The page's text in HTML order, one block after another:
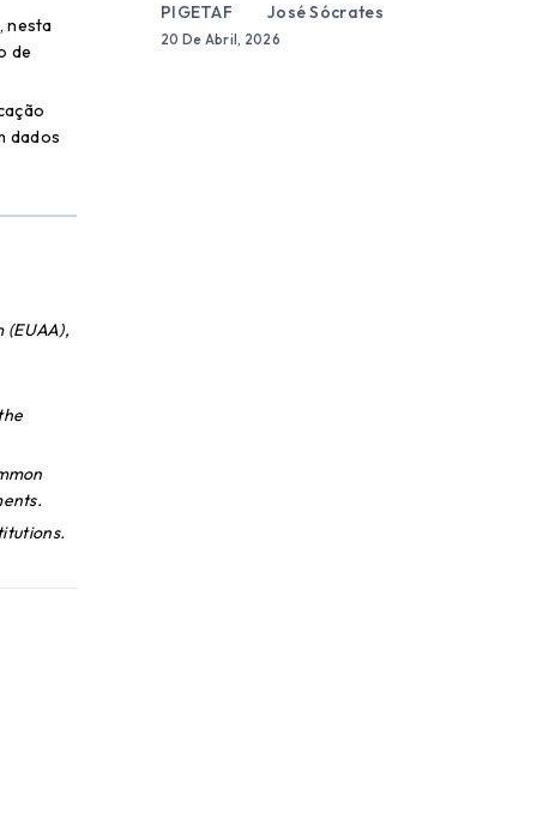
nesta
de
dados
José Sócrates
20 De Abril, 2026